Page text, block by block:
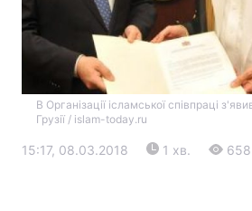
В Організації ісламської співпраці
Грузії / islam-today.ru
15:17, 08.03.2018 1 хв. 658